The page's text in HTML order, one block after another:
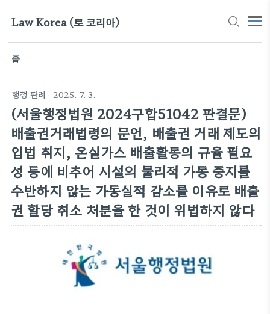
Law Korea (로 코리아)
홈
행정 판례 · 2025. 7. 3.
(서울행정법원 2024구합51042 판결문)
배출권거래법령의 문언, 배출권 거래 제도의
입법 취지, 온실가스 배출활동의 규율 필요
성 등에 비추어 시설의 물리적 가동 중지를
수반하지 않는 가동실적 감소를 이유로 배출
권 할당 취소 처분을 한 것이 위법하지 않다